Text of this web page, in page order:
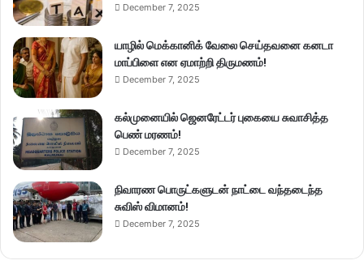
December 7, 2025
யாழில் மெக்கானிக் வேலை செய்தவனை கனடா
மாப்பிளை என ஏமாற்றி திருமணம்!
December 7, 2025
கல்முனையில் ஜெனரேட்டர் புகையை சுவாசித்த
பெண் மரணம்!
December 7, 2025
நிவாரண பொருட்களுடன் நாட்டை வந்தடைந்த
சுவிஸ் விமானம்!
December 7, 2025